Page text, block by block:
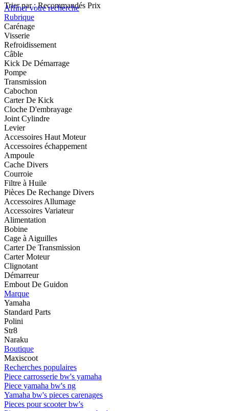
Trier par : Recommandés Prix
Affiner votre recherche
Rubrique
Carénage
Visserie
Refroidissement
Câble
Kick De Démarrage
Pompe
Transmission
Cabochon
Carter De Kick
Cloche D'embrayage
Joint Cylindre
Levier
Accessoires Haut Moteur
Accessoires échappement
Ampoule
Cache Divers
Courroie
Filtre à Huile
Pièces De Rechange Divers
Accessoires Allumage
Accessoires Variateur
Alimentation
Bobine
Cage à Aiguilles
Carter De Transmission
Carter Moteur
Clignotant
Démarreur
Embout De Guidon
Marque
Yamaha
Standard Parts
Polini
Str8
Naraku
Boutique
Maxiscoot
Recherches populaires
Piece carrosserie bw's yamaha
Piece yamaha bw's ng
Yamaha bw's pieces carenages
Pieces pour scooter bw's